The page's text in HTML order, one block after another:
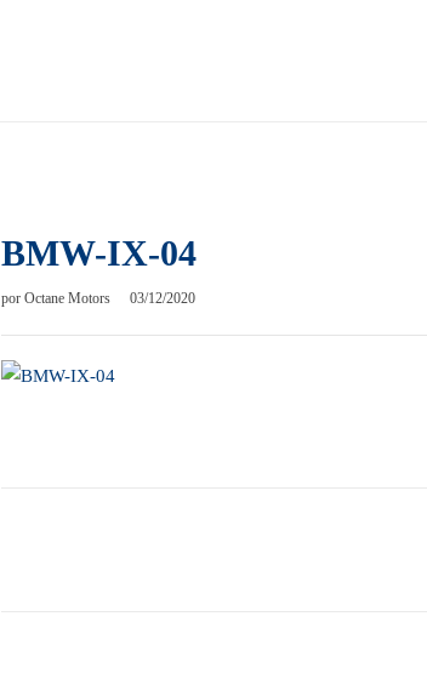
BMW-IX-04
por Octane Motors 03/12/2020